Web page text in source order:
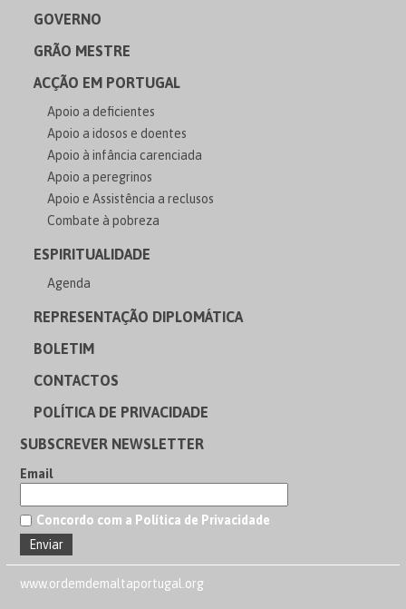
GOVERNO
GRÃO MESTRE
ACÇÃO EM PORTUGAL
Apoio a deficientes
Apoio a idosos e doentes
Apoio à infância carenciada
Apoio a peregrinos
Apoio e Assistência a reclusos
Combate à pobreza
ESPIRITUALIDADE
Agenda
REPRESENTAÇÃO DIPLOMÁTICA
BOLETIM
CONTACTOS
POLÍTICA DE PRIVACIDADE
SUBSCREVER NEWSLETTER
Email
Concordo com a Política de Privacidade
www.ordemdemaltaportugal.org